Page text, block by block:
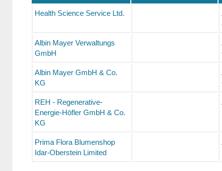
Health Science Service Ltd.
Albin Mayer Verwaltungs
GmbH
Albin Mayer GmbH & Co.
KG
REH - Regenerative-
Energie-Höfler GmbH & Co.
KG
Prima Flora Blumenshop
Idar-Oberstein Limited